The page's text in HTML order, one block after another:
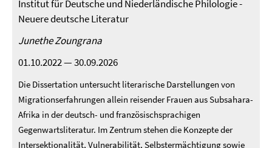
Institut für Deutsche und Niederländische Philologie -
Neuere deutsche Literatur
Junethe Zoungrana
01.10.2022 — 30.09.2026
Die Dissertation untersucht literarische Darstellungen von
Migrationserfahrungen allein reisender Frauen aus Subsahara-
Afrika in der deutsch- und französischsprachigen
Gegenwartsliteratur. Im Zentrum stehen die Konzepte der
Intersektionalität, Vulnerabilität, Selbstermächtigung sowie